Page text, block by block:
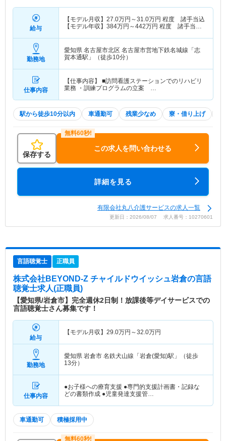
給与
【モデル月収】 27.0万円～31.0万円 程度 諸手当込
【モデル年収】 384万円～442万円 程度 諸手当・
勤務地
愛知県 名古屋市北区 名古屋市営地下鉄名城線「志
賀本通駅」（徒歩10分）
仕事内容
【仕事内容】 ■訪問看護ステーションでのリハビリ
業務 ・訓練プログラムの立案 …
駅から徒歩10分以内 車通勤可 残業少なめ 寮・借り上げ
保存する
この求人を問い合わせる
詳細を見る
有限会社丸八介護サービスの求人一覧
更新日：2026/08/07 求人番号：10270601
言語聴覚士 正職員
株式会社BEYOND-Z チャイルドウイッシュ岩倉の言語
聴覚士求人(正職員)
【愛知県/岩倉市】完全週休2日制！放課後等デイサービスでの
言語聴覚士さん募集です！
給与
【モデル月収】 29.0万円～32.0万円
勤務地
愛知県 岩倉市 名鉄犬山線「岩倉(愛知)駅」（徒歩
13分）
仕事内容
●お子様への療育支援 ●専門的支援計画書・記録な
どの書類作成 ●児童発達支援管…
車通勤可 積極採用中